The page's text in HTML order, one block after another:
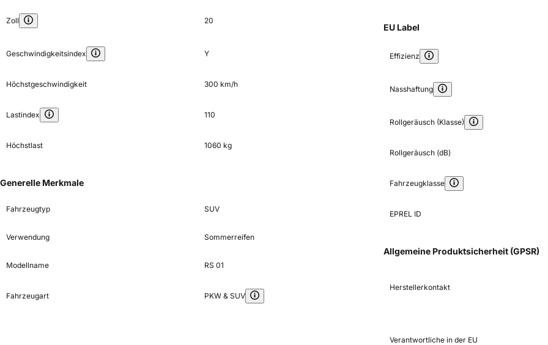
Zoll 20
Geschwindigkeitsindex Y
Höchstgeschwindigkeit 300 km/h
Lastindex 110
Höchstlast 1060 kg
Generelle Merkmale
Fahrzeugtyp SUV
Verwendung Sommerreifen
Modellname RS 01
Fahrzeugart PKW & SUV
EU Label
Effizienz
Nasshaftung
Rollgeräusch (Klasse)
Rollgeräusch (dB)
Fahrzeugklasse
EPREL ID
Allgemeine Produktsicherheit (GPSR)
Herstellerkontakt
Verantwortliche in der EU